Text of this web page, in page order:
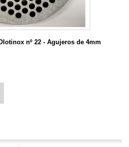
nº 22 - Agujeros de 4mm